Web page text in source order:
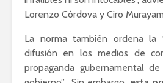
La norma también ordena la
difusión en los medios de
propaganda gubernamental